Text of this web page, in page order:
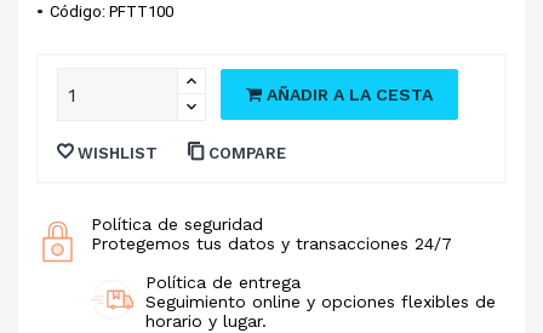
• Código: PFTT100
AÑADIR A LA CESTA
WISHLIST COMPARE
Política de seguridad
Protegemos tus datos y transacciones 24/7
Política de entrega
Seguimiento online y opciones flexibles de
horario y lugar.